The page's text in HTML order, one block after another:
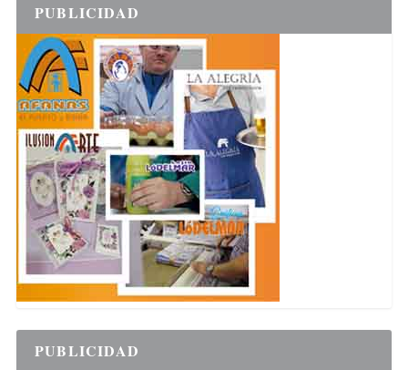
PUBLICIDAD
PUBLICIDAD